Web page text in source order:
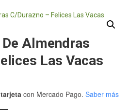
Almendras
Las Vacas
con Mercado Pago. Saber más